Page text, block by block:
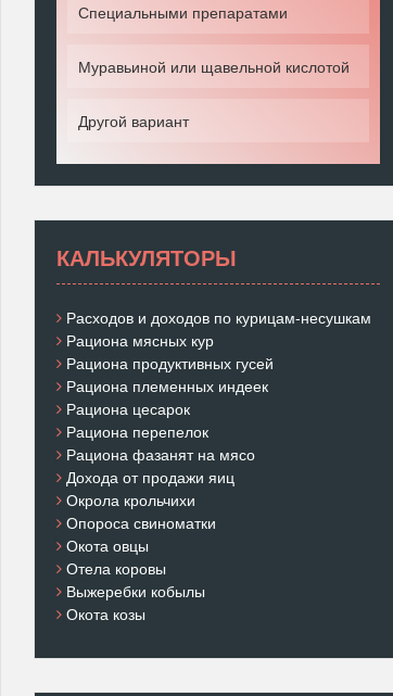
Специальными препаратами
Муравьиной или щавельной кислотой
Другой вариант
КАЛЬКУЛЯТОРЫ
Расходов и доходов по курицам-несушкам
Рациона мясных кур
Рациона продуктивных гусей
Рациона племенных индеек
Рациона цесарок
Рациона перепелок
Рациона фазанят на мясо
Дохода от продажи яиц
Окрола крольчихи
Опороса свиноматки
Окота овцы
Отела коровы
Выжеребки кобылы
Окота козы